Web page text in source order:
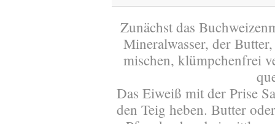
Zunächst das
Mineralwasser, der
mischen, klümpchenfrei
Das Eiweiß mit der Prise
den Teig heben. Butter